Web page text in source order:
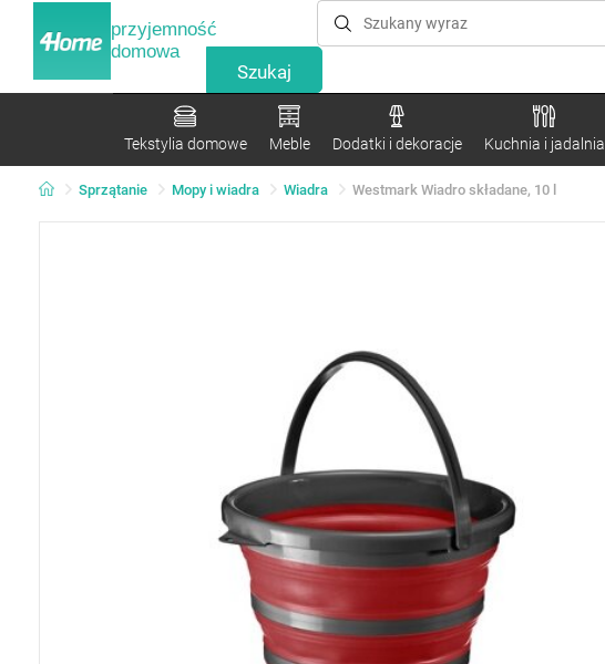
przyjemność
domowa
Tekstylia domowe Meble Dodatki i dekoracje Kuchnia i jadalnia
Sprzątanie Mopy i wiadra Wiadra Westmark Wiadro składane, 10 l